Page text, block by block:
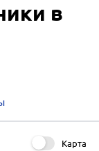
в
Карта